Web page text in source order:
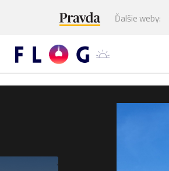
Ďalšie weby: